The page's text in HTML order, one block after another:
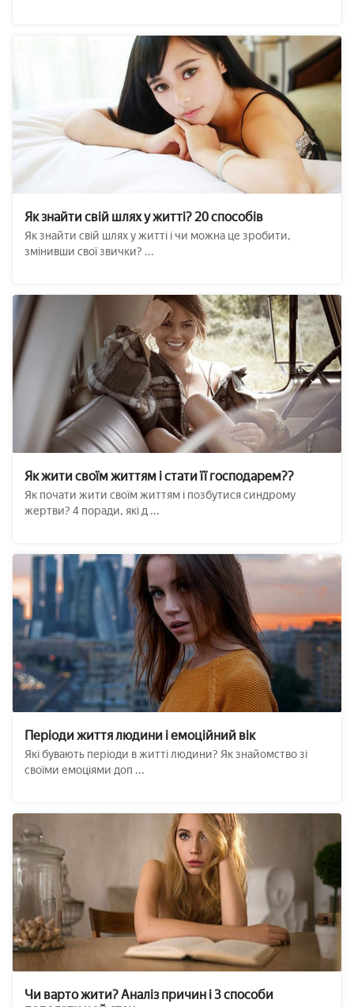
Як знайти свій шлях у житті? 20 способів
Як знайти свій шлях у житті і чи можна це зробити,
змінивши свої звички? ...
Як жити своїм життям і стати її господарем??
Як почати жити своїм життям і позбутися синдрому
жертви? 4 поради, які д ...
Періоди життя людини і емоційний вік
Які бувають періоди в житті людини? Як знайомство зі
своїми емоціями доп ...
Чи варто жити? Аналіз причин і 3 способи